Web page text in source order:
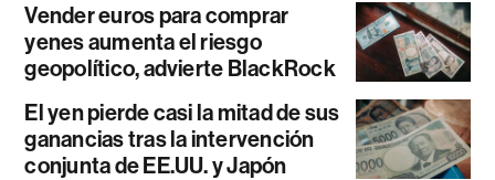
Vender euros para comprar
yenes aumenta el riesgo
geopolítico, advierte BlackRock
El yen pierde casi la mitad de sus
ganancias tras la intervención
conjunta de EE.UU. y Japón